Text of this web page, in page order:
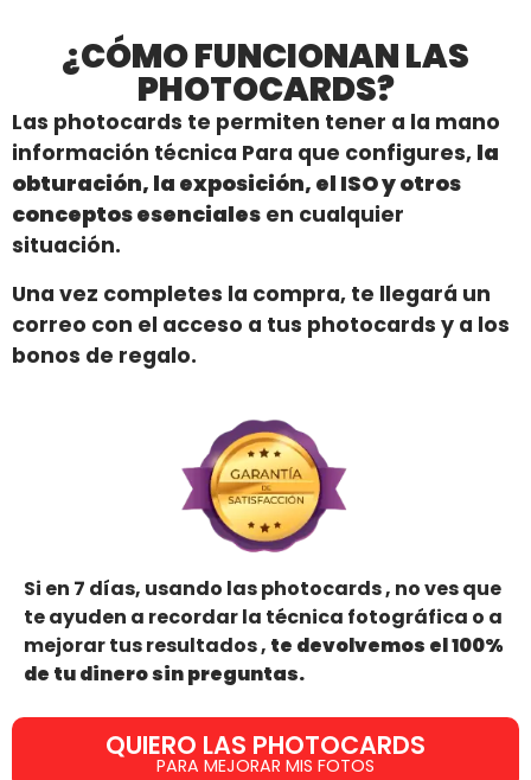
¿CÓMO FUNCIONAN LAS
PHOTOCARDS?
Las photocards te permiten tener a la mano
información técnica Para que configures, la
obturación, la exposición, el ISO y otros
conceptos esenciales en cualquier
situación.
Una vez completes la compra, te llegará un
correo con el acceso a tus photocards y a los
bonos de regalo.
Si en 7 días, usando las photocards , no ves que
te ayuden a recordar la técnica fotográfica o a
mejorar tus resultados , te devolvemos el 100%
de tu dinero sin preguntas.
QUIERO LAS PHOTOCARDS
PARA MEJORAR MIS FOTOS